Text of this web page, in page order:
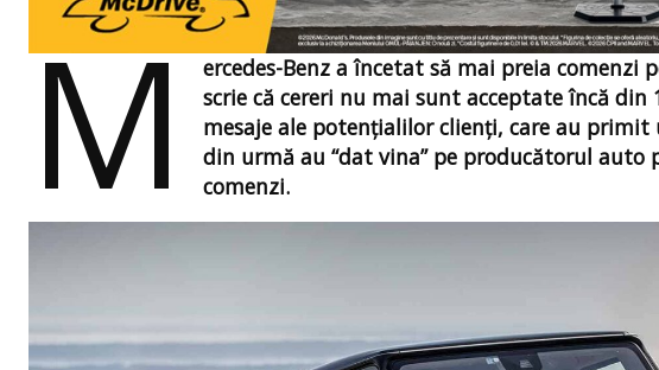
M ercedes-Benz a încetat să mai preia comenzi
scrie că cereri nu mai sunt acceptate încă din
mesaje ale potențialilor clienţi, care au
din urmă au “dat vina” pe producătorul auto
comenzi.